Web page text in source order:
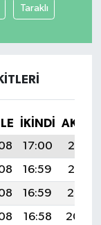
Taraklı
İKINDI
17:00
20:13
16:59
20:12
16:59
20:10
16:58
20:09